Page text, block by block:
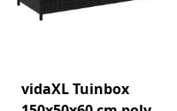
vidaXL Tuinbox